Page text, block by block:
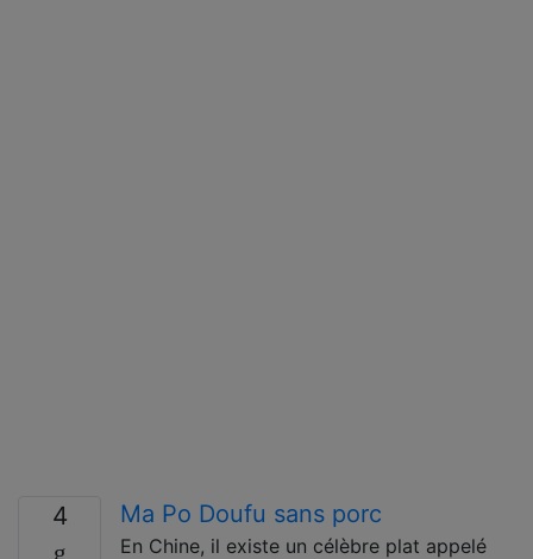
4 Ma Po Doufu sans porc
En Chine, il existe un célèbre plat appelé